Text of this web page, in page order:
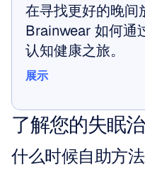
在寻找更好的晚间
Brainwear 如何通
认知健康之旅。
展示
了解您的失眠
什么时候自助方